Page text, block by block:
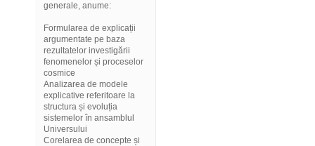
generale, anume:
Formularea de explicații
argumentate pe baza
rezultatelor investigării
fenomenelor și proceselor
cosmice
Analizarea de modele
explicative referitoare la
structura și evoluția
sistemelor în ansamblul
Universului
Corelarea de concepte și